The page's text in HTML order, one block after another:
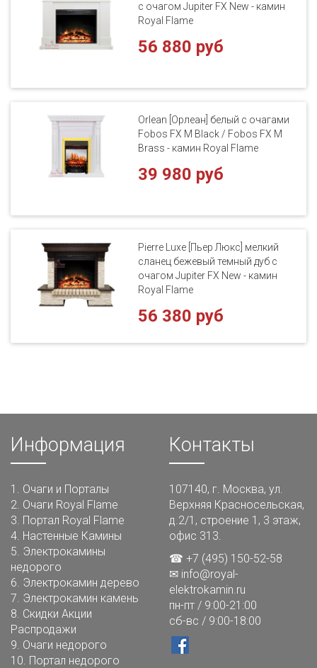
с очагом Jupiter FX New - камин
Royal Flame
56 880 руб
Orlean [Орлеан] белый с очагами
Fobos FX M Black / Fobos FX M
Brass - камин Royal Flame
39 980 руб
Pierre Luxe [Пьер Люкс] мелкий
сланец бежевый темный дуб с
очагом Jupiter FX New - камин
Royal Flame
56 380 руб
Информация
1. Очаги и Порталы
2. Очаги Royal Flame
3. Портал Royal Flame
4. Настенные Камины
5. Электрокамины
недорого
6. Электрокамин дерево
7. Электрокамин камень
8. Скидки Акции
Распродажи
9. Очаги недорого
10. Портал недорого
Контакты
107140, г. Москва, ул.
Верхняя Красносельская,
д.2/1, строение 1, 3 этаж,
офис 313.
☎ +7 (495) 150-52-58
✉ info@royal-
elektrokamin.ru
пн-пт / 9:00-21:00
сб-вс / 9:00-18:00